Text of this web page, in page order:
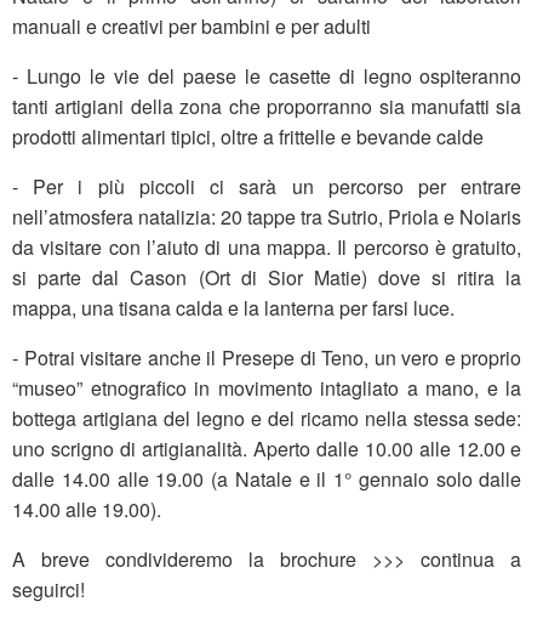
manuali e creativi per bambini e per adulti
- Lungo le vie del paese le casette di legno ospiteranno
tanti artigiani della zona che proporranno sia manufatti sia
prodotti alimentari tipici, oltre a frittelle e bevande calde
- Per i più piccoli ci sarà un percorso per entrare
nell’atmosfera natalizia: 20 tappe tra Sutrio, Priola e Noiaris
da visitare con l’aiuto di una mappa. Il percorso è gratuito,
si parte dal Cason (Ort di Sior Matie) dove si ritira la
mappa, una tisana calda e la lanterna per farsi luce.
- Potrai visitare anche il Presepe di Teno, un vero e proprio
“museo” etnografico in movimento intagliato a mano, e la
bottega artigiana del legno e del ricamo nella stessa sede:
uno scrigno di artigianalità. Aperto dalle 10.00 alle 12.00 e
dalle 14.00 alle 19.00 (a Natale e il 1° gennaio solo dalle
14.00 alle 19.00).
A breve condivideremo la brochure >>> continua a
seguirci!